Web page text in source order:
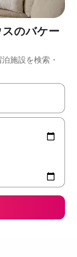
のバケー
施設を検索・
を使って移動するか